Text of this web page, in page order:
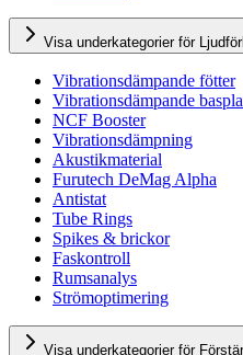
Visa underkategorier för
Vibrationsdämpande fötter
Vibrationsdämpande
NCF Booster
Vibrationsdämpning
Akustikmaterial
Furutech DeMag Alpha
Antistat
Tube Rings
Spikes & brickor
Faskontroll
Rumsanalys
Strömoptimering
Visa underkategorier för